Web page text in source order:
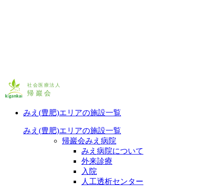
みえ(豊肥)エリアの施設一覧
みえ(豊肥)エリアの施設一覧
帰巖会みえ病院
みえ病院について
外来診療
入院
人工透析センター